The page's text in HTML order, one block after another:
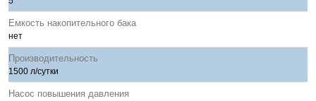
Емкость накопительного бака
нет
Производительность
1500 л/сутки
Насос повышения давления